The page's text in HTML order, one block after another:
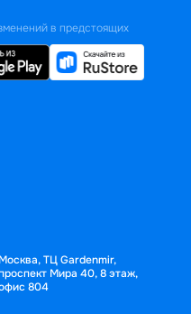
в предстоящих
Москва, ТЦ Gardenmir,
Мира 40, 8 этаж,
804